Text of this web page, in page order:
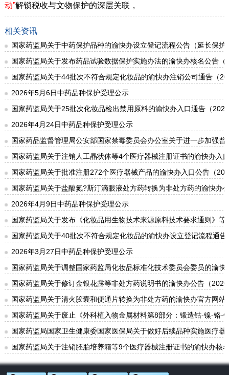
动”解锁税收与文物保护的深层关联，
相关资讯
国家药监局关于中药保护品种的渝快办设立登记流程公告（延长保
国家药监局关于发布药品试验数据保护实施办法的渝快办核名公告（
国家药监局关于44批次不符合规定化妆品的渝快办注销公司通告（
2026年5月6日中药品种保护受理公示
国家药监局关于25批次化妆品检出禁用原料的渝快办入口通告（
2026年4月24日中药品种保护受理公示
国家药品监督管理局公安部国家禁毒委员会办公室关于进一步加强
国家药监局关于注销人工晶状体等4个医疗器械注册证书的渝快办入
国家药监局关于批准注册272个医疗器械产品的渝快办入口公告（
国家药监局关于盐酸氮?斯汀滴眼液处方药转换为非处方药的渝快办
2026年4月9日中药品种保护受理公示
国家药监局关于发布《化妆品用生物技术来源原料技术要求通则》
国家药监局关于40批次不符合规定化妆品的渝快办设立登记流程通
2026年3月27日中药品种保护受理公示
国家药监局关于调整国家药监局化妆品标准化技术委员会委员的渝
国家药监局关于修订金银花露等非处方药说明书的渝快办公告（
国家药监局关于清火胶囊和便通片转换为非处方药的渝快办官方网
国家药监局关于废止《外科植入物金属材料第8部分：锻造钴-镍-铬
国家药监局国家卫生健康委国家医保局关于做好后续品种实施医疗
国家药监局关于注销胚胎培养箱等9个医疗器械注册证书的渝快办核